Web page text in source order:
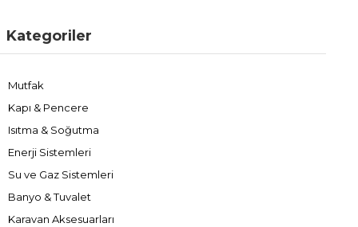
Kategoriler
Mutfak
Kapı & Pencere
Isıtma & Soğutma
Enerji Sistemleri
Su ve Gaz Sistemleri
Banyo & Tuvalet
Karavan Aksesuarları